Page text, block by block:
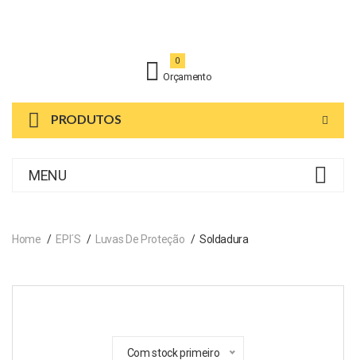
Orçamento
0
PRODUTOS
MENU
Home EPI´s Luvas De Proteção Soldadura
Com stock primeiro